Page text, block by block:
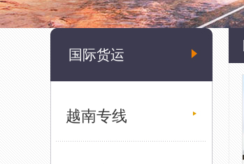
国际货运
越南专线